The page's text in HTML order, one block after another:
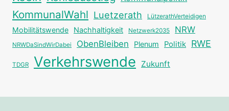
KommunalWahl Luetzerath LützerathVerteidigen
Mobilitätswende Nachhaltigkeit Netzwerk2035 NRW
NRWDaSindWirDabei ObenBleiben Plenum Politik RWE
TDGR Verkehrswende Zukunft